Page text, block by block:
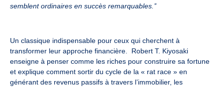
semblent ordinaires en succès remarquables.’’
Un classique indispensable pour ceux qui cherchent à
transformer leur approche financière. Robert T. Kiyosaki
enseigne à penser comme les riches pour construire sa fortune
et explique comment sortir du cycle de la « rat race » en
générant des revenus passifs à travers l’immobilier, les